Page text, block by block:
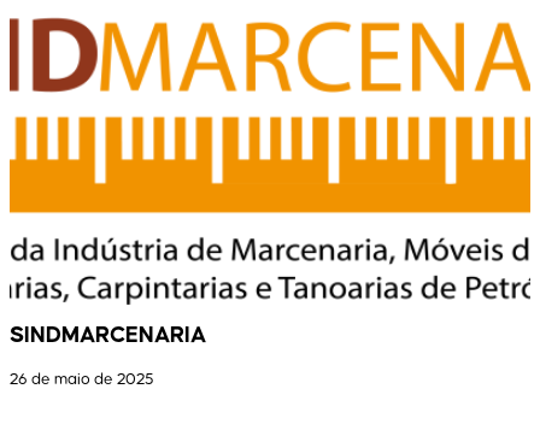
SINDMARCENARIA
26 de maio de 2025